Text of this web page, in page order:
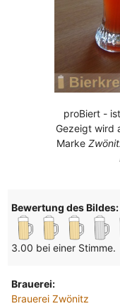
proBiert -
Gezeigt wird
Marke
Bewertung des Bildes:
3.00 bei einer Stimme.
Brauerei:
Brauerei Zwönitz